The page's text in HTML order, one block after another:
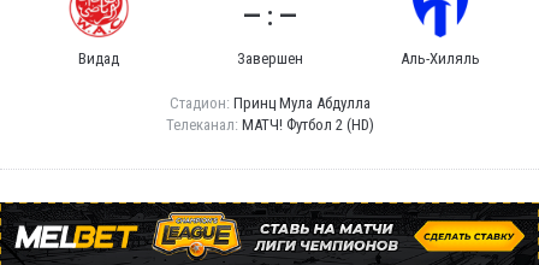
Видад
— : —
Завершен Аль-Хиляль
Стадион: Принц Мула Абдулла
Телеканал: МАТЧ! Футбол 2 (HD)